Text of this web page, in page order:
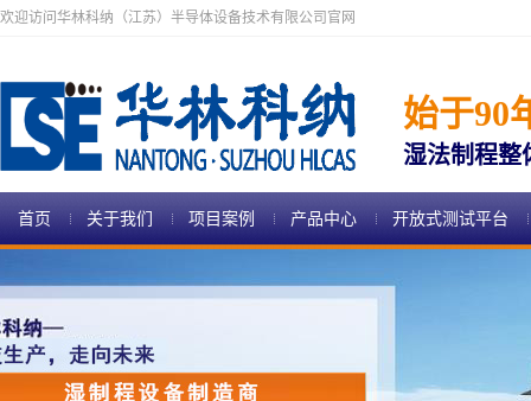
欢迎访问华林科纳（江苏）半导体设备技术有限公司官网
始于90
湿法制程整
首页 关于我们 项目案例 产品中心 开放式测试平台